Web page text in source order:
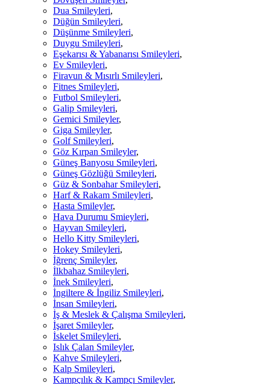
Dua Smileyleri,
Düğün Smileyleri,
Düşünme Smileyleri,
Duygu Smileyleri,
Eşekarısı & Yabanarısı Smileyleri,
Ev Smileyleri,
Firavun & Mısırlı Smileyleri,
Fitnes Smileyleri,
Futbol Smileyleri,
Galip Smileyleri,
Gemici Smileyler,
Giga Smileyler,
Golf Smileyleri,
Göz Kırpan Smileyler,
Güneş Banyosu Smileyleri,
Güneş Gözlüğü Smileyleri,
Güz & Sonbahar Smileyleri,
Harf & Rakam Smileyleri,
Hasta Smileyler,
Hava Durumu Smieyleri,
Hayvan Smileyleri,
Hello Kitty Smileyleri,
Hokey Smileyleri,
İğrenç Smileyler,
İlkbahaz Smileyleri,
İnek Smileyleri,
İngiltere & İngiliz Smileyleri,
İnsan Smileyleri,
İş & Meslek & Çalışma Smileyleri,
İşaret Smileyler,
İskelet Smileyleri,
Islık Çalan Smileyler,
Kahve Smileyleri,
Kalp Smileyleri,
Kampçılık & Kampçı Smileyler,